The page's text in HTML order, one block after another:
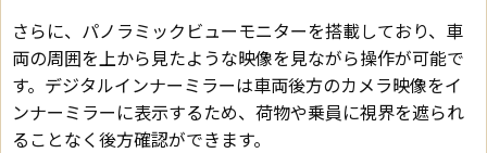
さらに、パノラミックビューモニターを搭載しており、車
両の周囲を上から見たような映像を見ながら操作が可能で
す。デジタルインナーミラーは車両後方のカメラ映像をイ
ンナーミラーに表示するため、荷物や乗員に視界を遮られ
ることなく後方確認ができます。